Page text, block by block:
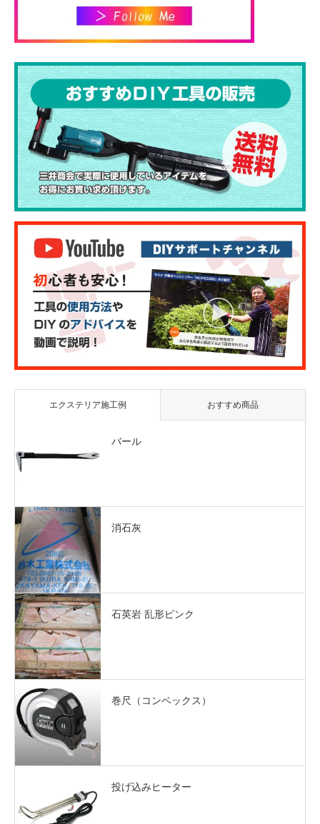
エクステリア施工例 おすすめ商品
バール
消石灰
石英岩 乱形ピンク
巻尺（コンベックス）
投げ込みヒーター